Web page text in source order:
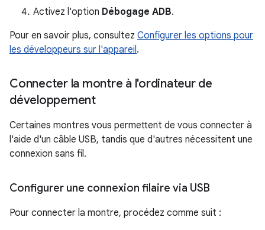
Activez l'option Débogage ADB.
Pour en savoir plus, consultez Configurer les options pour
les développeurs sur l'appareil.
Connecter la montre à l'ordinateur de
développement
Certaines montres vous permettent de vous connecter à
l'aide d'un câble USB, tandis que d'autres nécessitent une
connexion sans fil.
Configurer une connexion filaire via USB
Pour connecter la montre, procédez comme suit :